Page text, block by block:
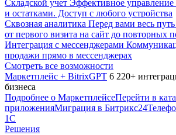
Складской учет Эффективное управление
и остатками. Доступ с любого устройства
Сквозная аналитика Перед вами весь
от первого визита на сайт до повторных
Интеграция с мессенджерами
продажи прямо в мессенджерах
Смотреть все возможности
Маркетплейс + BitrixGPT 6 220+
бизнеса
Подробнее о МаркетплейсеПерейти в
приложенияМиграция в Битрикс24
1С
Решения